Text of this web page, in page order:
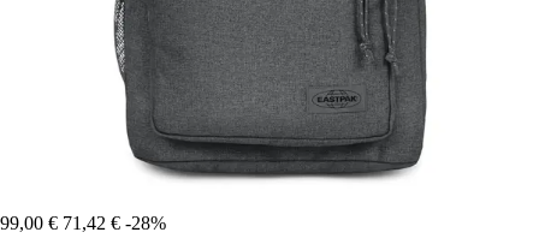
99,00 € 71,42 € -28%